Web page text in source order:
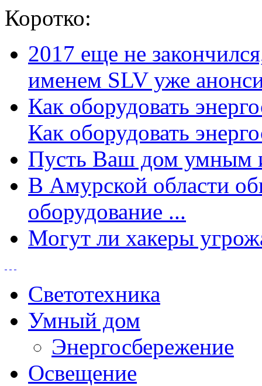
Коротко:
2017 еще не
именем SLV уже
Как оборудовать
Как оборудовать
Пусть Ваш дом умным
В Амурской области
оборудование ...
Могут ли хакеры
Светотехника
Умный дом
Энергосбережение
Освещение